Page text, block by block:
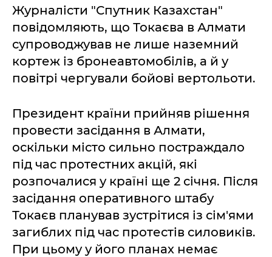
Журналісти "Спутник Казахстан"
повідомляють, що Токаєва в Алмати
супроводжував не лише наземний
кортеж із бронеавтомобілів, а й у
повітрі чергували бойові вертольоти.
Президент країни прийняв рішення
провести засідання в Алмати,
оскільки місто сильно постраждало
під час протестних акцій, які
розпочалися у країні ще 2 січня. Після
засідання оперативного штабу
Токаєв планував зустрітися із сім'ями
загиблих під час протестів силовиків.
При цьому у його планах немає